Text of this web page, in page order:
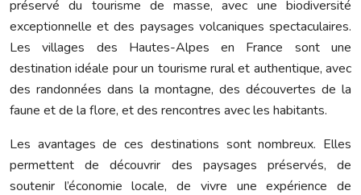
préservé du tourisme de masse, avec une biodiversité
exceptionnelle et des paysages volcaniques spectaculaires.
Les villages des Hautes-Alpes en France sont une
destination idéale pour un tourisme rural et authentique, avec
des randonnées dans la montagne, des découvertes de la
faune et de la flore, et des rencontres avec les habitants.
Les avantages de ces destinations sont nombreux. Elles
permettent de découvrir des paysages préservés, de
soutenir l’économie locale, de vivre une expérience de